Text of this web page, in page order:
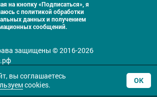
на кнопку «Подписаться», я
с политикой обработки
данных и получением
сообщений.
защищены © 2016-2026
вы соглашаетесь
cookies. ОК